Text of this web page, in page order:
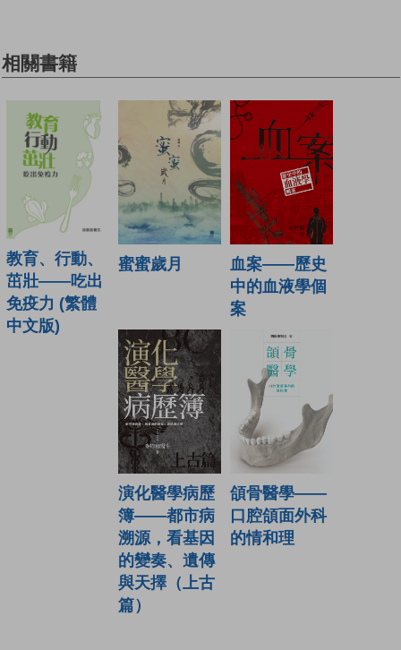
相關書籍
教育、行動、
茁壯——吃出
免疫力 (繁體
中文版)
蜜蜜歲月
血案——歷史
中的血液學個
案
演化醫學病歷
簿——都市病
溯源，看基因
的變奏、遺傳
與天擇（上古
篇）
頜骨醫學——
口腔頜面外科
的情和理